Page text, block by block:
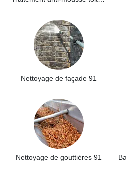
Nettoyage de façade 91
Nettoyage de gouttières 91